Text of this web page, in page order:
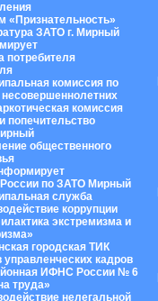
«Признательность»
ЗАТО г. Мирный
потребителя
комиссия по
комиссия
попечительство
общественного
по ЗАТО Мирный
cлужба
коррупции
экстремизма и
городская ТИК
управленческих кадров
ИФНС России № 6
труда»
нелегальной